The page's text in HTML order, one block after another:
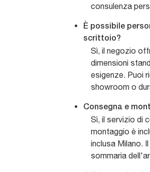
consulenza
È possibile
scrittoio?
Sì, il negozio
dimensioni
esigenze. Puoi
showroom o
Consegna e
Sì, il servizio di
montaggio è
inclusa Milano.
sommaria